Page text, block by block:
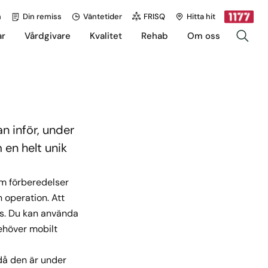
Din remiss Väntetider FRISQ Hitta hit
Vårdgivare Kvalitet Rehab Om oss
inför, under
helt unik
förberedelser
operation. Att
Du kan använda
mobilt
den är under